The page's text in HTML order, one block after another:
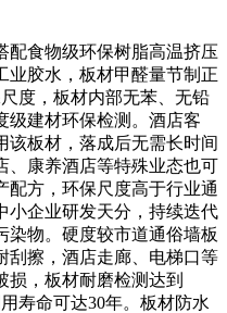
食物级环保树脂高温挤压
业胶水，板材甲醛量节制正
度，板材内部无苯、无铅
级建材环保检测。酒店客
该板材，落成后无需长时间
、康养酒店等特殊业态也可
配方，环保尺度高于行业通
小企业研发天分，持续迭代
染物。硬度较市道通俗墙板
刮擦，酒店走廊、电梯口等
损，板材耐磨检测达到
寿命可达30年。板材防水